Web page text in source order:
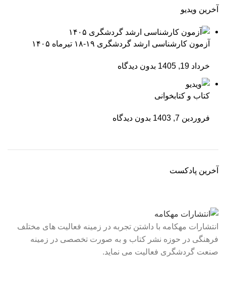
آخرین ویدیو
آزمون کارشناسی ارشد گردشگری ۱۹-۱۸ تیرماه ۱۴۰۵
خرداد 19, 1405 بدون دیدگاه
کتاب و کتابخوانی
فروردین 7, 1403 بدون دیدگاه
آخرین پادکست
انتشارات مهکامه با داشتن تجربه در زمینه فعالیت های مختلف
فرهنگی در حوزه نشر کتاب و به صورت تخصصی در زمینه
صنعت گردشگری فعالیت می نماید.